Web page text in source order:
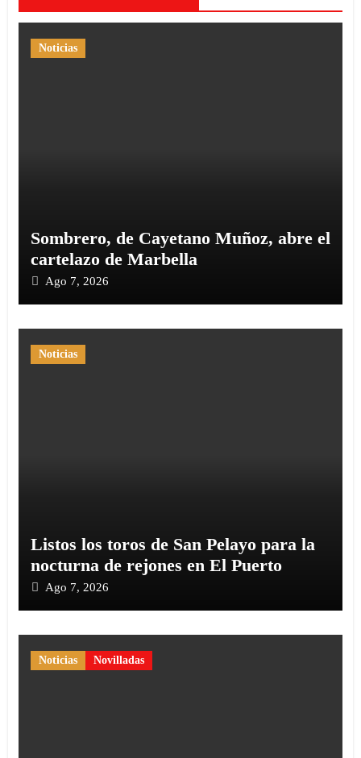
Noticias
Sombrero, de Cayetano Muñoz, abre el
cartelazo de Marbella
Ago 7, 2026
Noticias
Listos los toros de San Pelayo para la
nocturna de rejones en El Puerto
Ago 7, 2026
Noticias Novilladas